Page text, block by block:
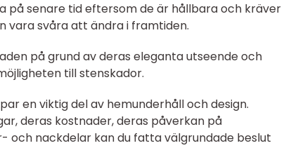
senare tid eftersom de är hållbara och kräver
vara svåra att ändra i framtiden.
på grund av deras eleganta utseende och
till stenskador.
en viktig del av hemunderhåll och design.
deras kostnader, deras påverkan på
och nackdelar kan du fatta välgrundade beslut